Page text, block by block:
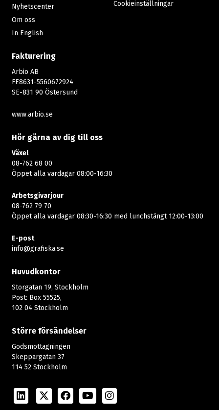
Nyhetscenter
Om oss
In English
Cookieinställningar
Fakturering
Arbio AB
FE8631-5560672924
SE-831 90 Östersund
www.arbio.se
Hör gärna av dig till oss
Växel
08-762 68 00
Öppet alla vardagar 08:00-16:30​​
Arbetsgivarjour
08-762 79 70
Öppet alla vardagar 08:30-16:30 med lunchstängt 12:00-13:00​
E-post
info@grafiska.se
Huvudkontor
Storgatan 19, Stockholm
Post: Box 55525,
102 04 Stockholm
Större försändelser
Godsmottagningen
Skeppargatan 37
114 52 Stockholm
LinkedInTwitterFacebook
YoutubeInstagram